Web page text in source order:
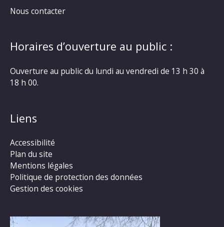
Nous contacter
Horaires d’ouverture au public :
Ouverture au public du lundi au vendredi de 13 h 30 à
18 h 00.
Liens
Accessibilité
Plan du site
Mentions légales
Politique de protection des données
Gestion des cookies